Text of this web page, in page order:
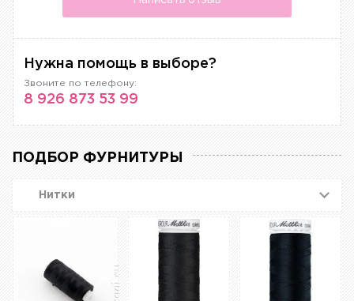
Нужна помощь в выборе?
Звоните по телефону:
8 926 873 53 99
ПОДБОР ФУРНИТУРЫ
Нитки